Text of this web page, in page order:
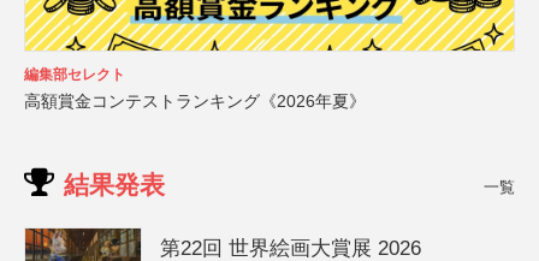
編集部セレクト
高額賞金コンテストランキング《2026年夏》
結果発表 一覧
第22回 世界絵画大賞展 2026